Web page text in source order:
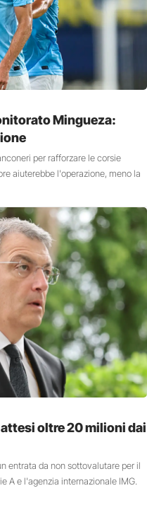
Mingueza:
per rafforzare le corsie
aiuterebbe l'operazione, meno la
oltre 20 milioni dai
entrata da non sottovalutare per il
A e l'agenzia internazionale IMG.